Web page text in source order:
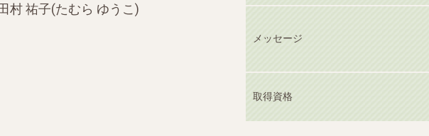
村 祐子(たむら ゆうこ)
メッセージ
取得資格